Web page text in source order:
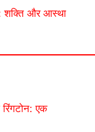
शक्ति और आस्था
एक